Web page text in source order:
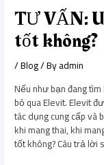
TƯ VẤN:
tốt không?
/Blog/ Byadmin
Nếu như bạn đang
bỏ qua Elevit. Elevit
tác dụng cung cấp
khi mang thai, khi
tốt không? Câu trả